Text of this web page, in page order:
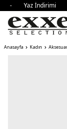
- Yaz
Anasayfa Kadın